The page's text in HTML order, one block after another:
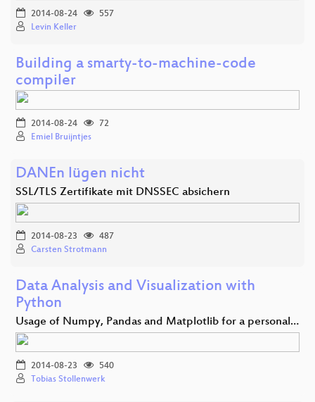
2014-08-24
557
Levin Keller
Building a smarty-to-machine-code
compiler
2014-08-24
72
Emiel Bruijntjes
DANEn lügen nicht
SSL/TLS Zertifikate mit DNSSEC absichern
2014-08-23
487
Carsten Strotmann
Data Analysis and Visualization with
Python
Usage of Numpy, Pandas and Matplotlib for a personal…
2014-08-23
540
Tobias Stollenwerk